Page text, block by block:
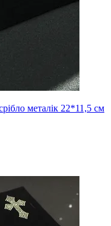
металік 22*11,5 см